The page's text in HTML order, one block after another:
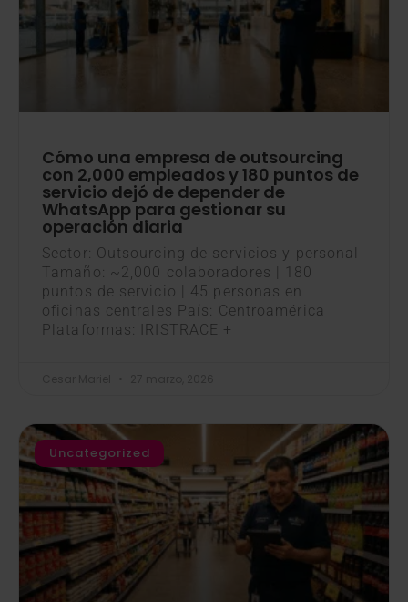
Cómo una empresa de outsourcing
con 2,000 empleados y 180 puntos de
servicio dejó de depender de
WhatsApp para gestionar su
operación diaria
Sector: Outsourcing de servicios y personal
Tamaño: ~2,000 colaboradores | 180
puntos de servicio | 45 personas en
oficinas centrales País: Centroamérica
Plataformas: IRISTRACE +
Uncategorized